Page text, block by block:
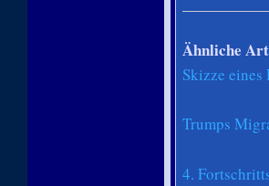
Ähnliche
Skizze
Trumps
4.